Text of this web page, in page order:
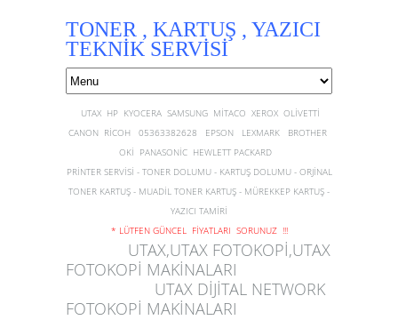
TONER , KARTUŞ , YAZICI
TEKNİK SERVİSİ
UTAX HP KYOCERA SAMSUNG MİTACO XEROX OLİVETTİ
CANON RİCOH 05363382628 EPSON LEXMARK BROTHER
OKİ PANASONİC HEWLETT PACKARD
PRİNTER SERVİSİ - TONER DOLUMU - KARTUŞ DOLUMU - ORJİNAL
TONER KARTUŞ - MUADİL TONER KARTUŞ - MÜREKKEP KARTUŞ -
YAZICI TAMİRİ
* LÜTFEN GÜNCEL FİYATLARI SORUNUZ !!!
UTAX,UTAX FOTOKOPİ,UTAX
FOTOKOPİ MAKİNALARI
UTAX DİJİTAL NETWORK
FOTOKOPİ MAKİNALARI